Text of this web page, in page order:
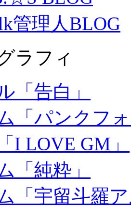
管理人BLOG
ラフィ
「告白」
「パンクフ
I LOVE GM」
「純粋」
「宇留斗羅